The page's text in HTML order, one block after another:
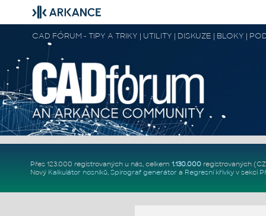
CAD FÓRUM - TIPY A TRIKY | UTILITY | DISKUZE | BLOKY |
Přes 123.000 registrovaných u nás, celkem 1.130.000registrovaných
Nový Kalkulátor nosníků, Spirograf generátor a Regresní křivkyv sekci